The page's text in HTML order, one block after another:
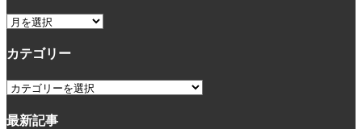
ア
カ
ブ
カテゴリー
カ
ゴ
最新記事